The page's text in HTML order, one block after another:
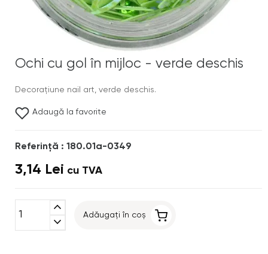
Ochi cu gol în mijloc - verde deschis
Decoraţiune nail art, verde deschis.
Adaugă la favorite
Referinţă : 180.01a-0349
3,14 Lei cu TVA
expand_less
expand_more
Adăugați în coș